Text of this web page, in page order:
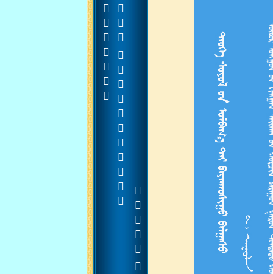







































